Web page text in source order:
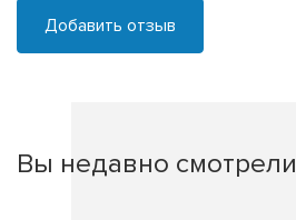
Добавить отзыв
Вы недавно смотрели